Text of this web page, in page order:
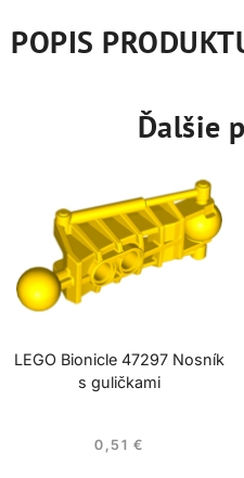
POPIS
Ďalšie
LEGO Bionicle 47297 Nosník
s guličkami
0,51 €